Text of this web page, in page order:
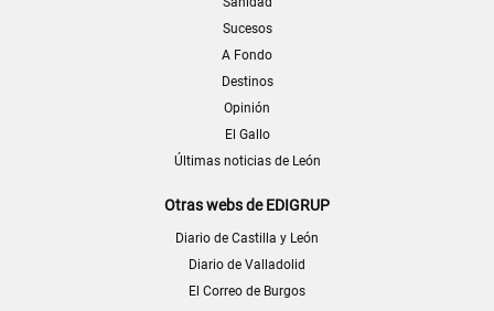
Sucesos
A Fondo
Destinos
Opinión
El Gallo
Últimas noticias de León
Otras webs de EDIGRUP
Diario de Castilla y León
Diario de Valladolid
El Correo de Burgos